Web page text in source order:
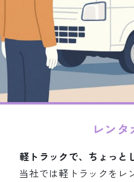
レンタ
軽トラックで、ちょっと
当社では軽トラックをレ